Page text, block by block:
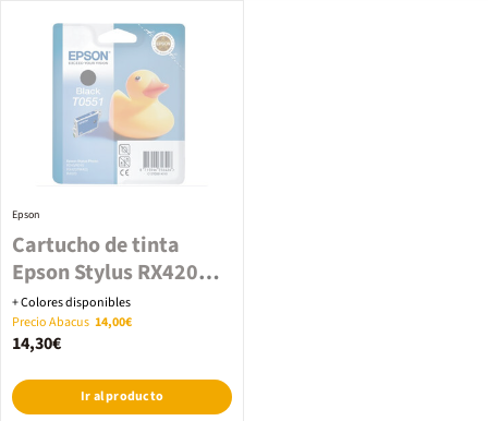
Cartucho de tinta
Epson Stylus RX420
Negro
Epson
+ Colores disponibles
Precio Abacus 14,00€
14,30€
Ir al producto